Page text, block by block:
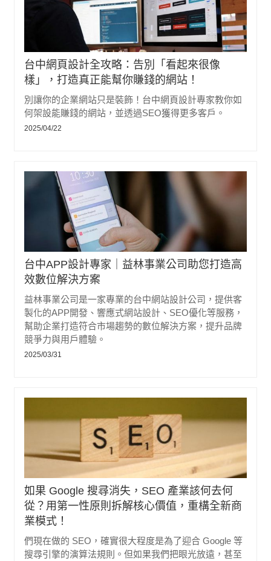
台中網頁設計全攻略：告別「看起來很像
樣」，打造真正能幫你賺錢的網站！
別讓你的企業網站只是裝飾！台中網頁設計專家教你如
何架設能賺錢的網站，並透過SEO獲得更多客戶。
2025/04/22
台中APP設計專家｜益林事業公司助您打造高
效數位解決方案
益林事業公司是一家專業的台中網站設計公司，提供客
製化的APP開發、響應式網站設計、SEO優化等服務，
幫助企業打造符合市場趨勢的數位解決方案，提升品牌
競爭力與用戶體驗。
2025/03/31
如果 Google 搜尋消失，SEO 產業該何去何
從？用第一性原則拆解核心價值，重構全新商
業模式！
們現在做的 SEO，確實很大程度是為了迎合 Google 等
搜尋引擎的演算法規則。但如果我們把眼光放遠，甚至